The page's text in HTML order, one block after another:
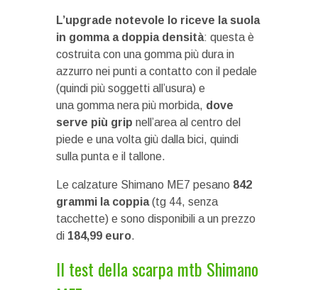
L’upgrade notevole lo riceve la suola
in gomma a doppia densità: questa è
costruita con una gomma più dura in
azzurro nei punti a contatto con il pedale
(quindi più soggetti all’usura) e
una gomma nera più morbida, dove
serve più grip nell’area al centro del
piede e una volta giù dalla bici, quindi
sulla punta e il tallone.
Le calzature Shimano ME7 pesano 842
grammi la coppia(tg 44, senza
tacchette) e sono disponibili a un prezzo
di 184,99 euro.
Il test della scarpa mtb Shimano